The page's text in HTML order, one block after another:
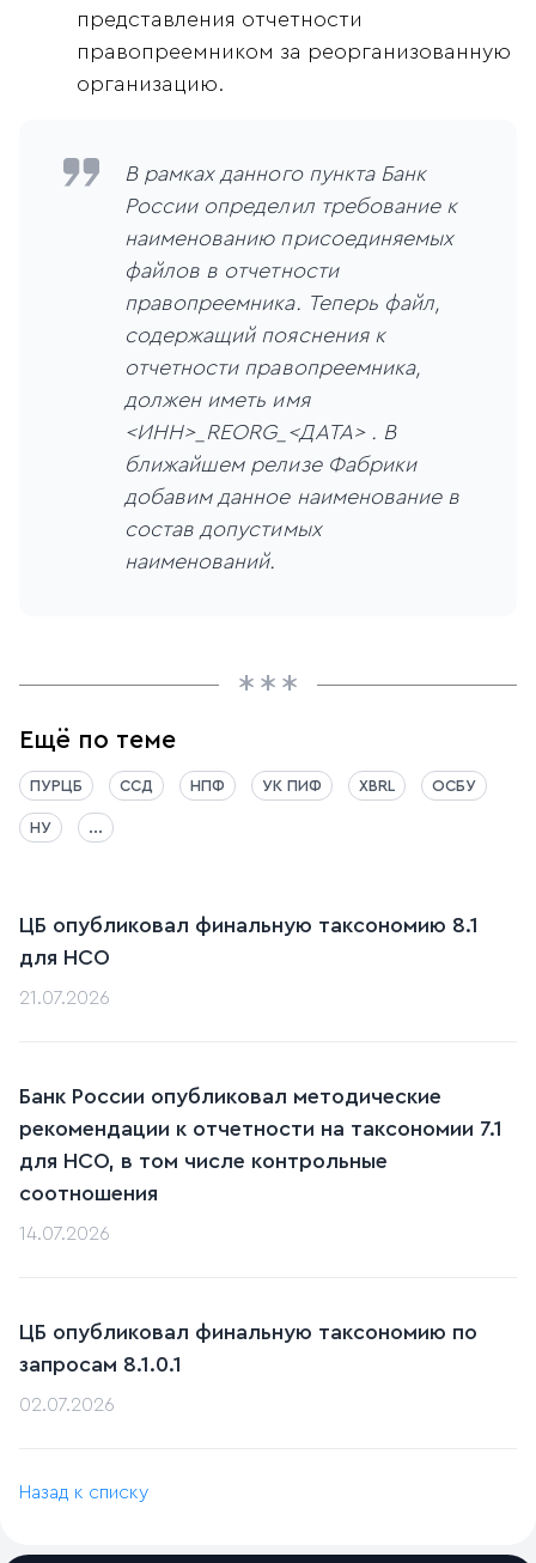
представления отчетности
правопреемником за реорганизованную
организацию.
В рамках данного пункта Банк
России определил требование к
наименованию присоединяемых
файлов в отчетности
правопреемника. Теперь файл,
содержащий пояснения к
отчетности правопреемника,
должен иметь имя
<ИНН>_REORG_<ДАТА> . В
ближайшем релизе Фабрики
добавим данное наименование в
состав допустимых
наименований.
Ещё по теме
ПУРЦБ ССД НПФ УК ПИФ XBRL ОСБУ
НУ ...
ЦБ опубликовал финальную таксономию 8.1
для НСО
21.07.2026
Банк России опубликовал методические
рекомендации к отчетности на таксономии 7.1
для НСО, в том числе контрольные
соотношения
14.07.2026
ЦБ опубликовал финальную таксономию по
запросам 8.1.0.1
02.07.2026
Назад к списку